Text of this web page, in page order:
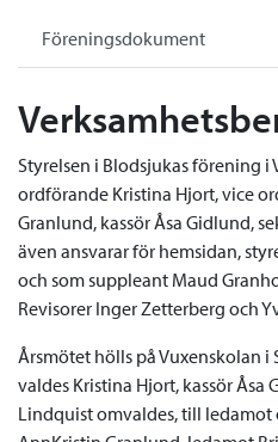
Föreningsdokument
Styrelsen i Blodsjukas förening i
ordförande Kristina Hjort, vice
Granlund, kassör Åsa Gidlund,
även ansvarar för hemsidan,
och som suppleant Maud
Revisorer Inger Zetterberg och
Årsmötet hölls på Vuxenskolan
valdes Kristina Hjort, kassör Åsa
Lindquist omvaldes, till